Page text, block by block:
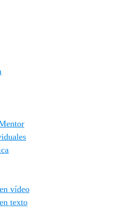
vídeo
texto